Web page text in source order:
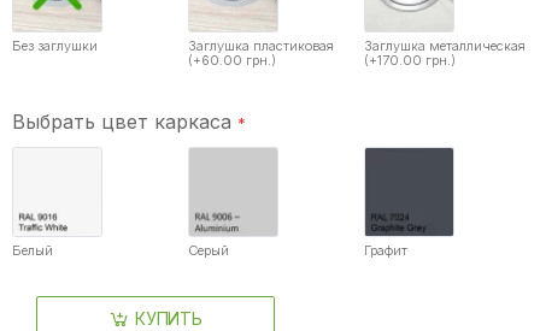
Без заглушки
Заглушка пластиковая
(+60.00 грн.)
Заглушка металлическая
(+170.00 грн.)
Выбрать цвет каркаса
Белый Серый Графит
КУПИТЬ